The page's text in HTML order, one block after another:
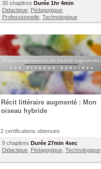
30 chapitres Durée 1hr 4min
Didactique, Pédagogique,
Professionnelle, Technologique
Récit littéraire augmenté : Mon
oiseau hybride
2 certifications obtenues
9 chapitres Durée 27min 4sec
Didactique, Pédagogique, Technologique